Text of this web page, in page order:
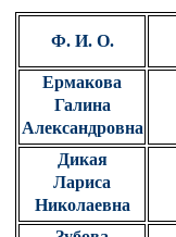
Ф. И. О.
Ермакова
Галина
Александровна
Дикая
Лариса
Николаевна